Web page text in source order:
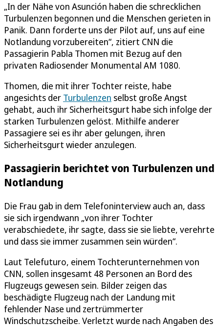
„In der Nähe von Asunción haben die schrecklichen
Turbulenzen begonnen und die Menschen gerieten in
Panik. Dann forderte uns der Pilot auf, uns auf eine
Notlandung vorzubereiten“, zitiert CNN die
Passagierin Pabla Thomen mit Bezug auf den
privaten Radiosender Monumental AM 1080.
Thomen, die mit ihrer Tochter reiste, habe
angesichts der Turbulenzen selbst große Angst
gehabt, auch ihr Sicherheitsgurt habe sich infolge der
starken Turbulenzen gelöst. Mithilfe anderer
Passagiere sei es ihr aber gelungen, ihren
Sicherheitsgurt wieder anzulegen.
Passagierin berichtet von Turbulenzen und
Notlandung
Die Frau gab in dem Telefoninterview auch an, dass
sie sich irgendwann „von ihrer Tochter
verabschiedete, ihr sagte, dass sie sie liebte, verehrte
und dass sie immer zusammen sein würden“.
Laut Telefuturo, einem Tochterunternehmen von
CNN, sollen insgesamt 48 Personen an Bord des
Flugzeugs gewesen sein. Bilder zeigen das
beschädigte Flugzeug nach der Landung mit
fehlender Nase und zertrümmerter
Windschutzscheibe. Verletzt wurde nach Angaben des